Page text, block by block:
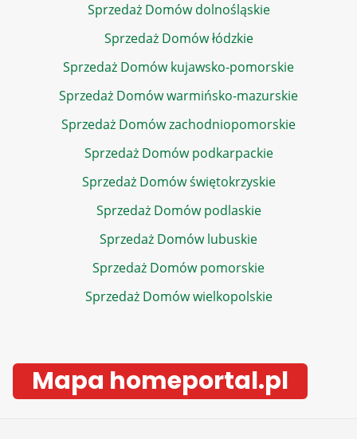
Sprzedaż Domów dolnośląskie
Sprzedaż Domów łódzkie
Sprzedaż Domów kujawsko-pomorskie
Sprzedaż Domów warmińsko-mazurskie
Sprzedaż Domów zachodniopomorskie
Sprzedaż Domów podkarpackie
Sprzedaż Domów świętokrzyskie
Sprzedaż Domów podlaskie
Sprzedaż Domów lubuskie
Sprzedaż Domów pomorskie
Sprzedaż Domów wielkopolskie
Mapa homeportal.pl